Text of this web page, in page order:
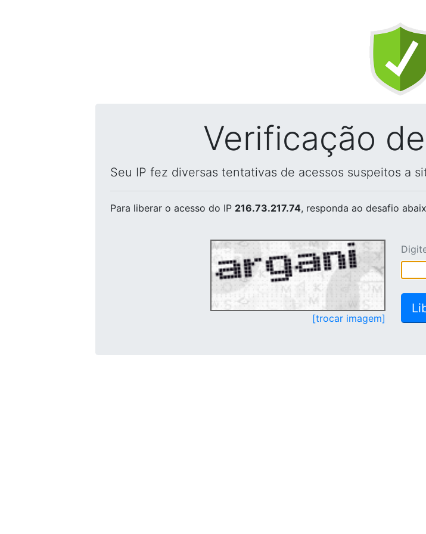
Verificação
Seu IP fez diversas tentativas de acessos suspeitos a
Para liberar o acesso do IP 216.73.217.74, responda ao desafio
[trocar imagem]